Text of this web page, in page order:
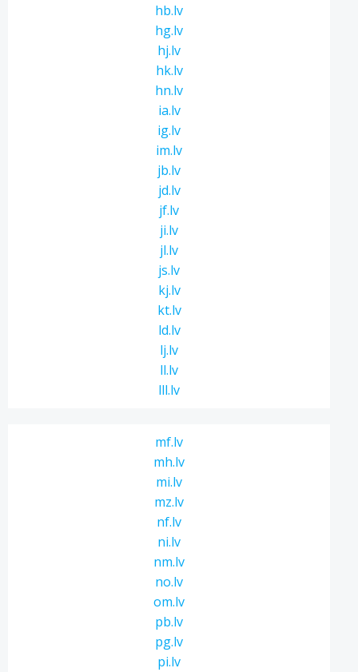
hb.lv
hg.lv
hj.lv
hk.lv
hn.lv
ia.lv
ig.lv
im.lv
jb.lv
jd.lv
jf.lv
ji.lv
jl.lv
js.lv
kj.lv
kt.lv
ld.lv
lj.lv
ll.lv
lll.lv
mf.lv
mh.lv
mi.lv
mz.lv
nf.lv
ni.lv
nm.lv
no.lv
om.lv
pb.lv
pg.lv
pi.lv